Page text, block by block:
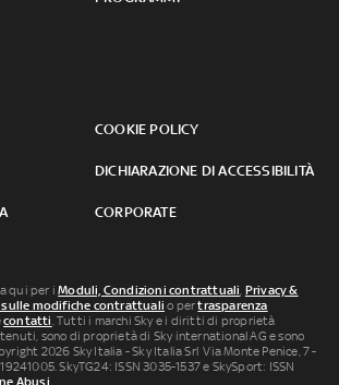
COOKIE POLICY
DICHIARAZIONE DI ACCESSIBILITÀ
CORPORATE
qui per iModuli, Condizioni contrattuali, Privacy &
modifiche contrattuali o pertrasparenza
contatti. Tutti i marchi Sky e i diritti di proprietà
sono di proprietà di Sky international AG e sono
2026 Sky Italia - Sky Italia Srl Via Monte Penice, 7 -
SkyTG24: ISSN 3035-1537 e SkySport: ISSN